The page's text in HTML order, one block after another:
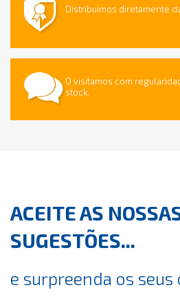
Distribuimos diretamente
O visitamos com
stock.
ACEITE AS
SUGESTÕES...
e surpreenda os seus